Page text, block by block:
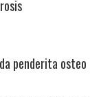
penderita osteo